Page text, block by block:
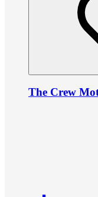
The Crew